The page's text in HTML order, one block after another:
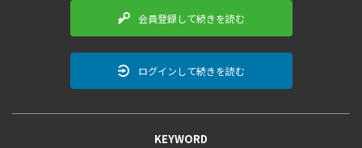
会員登録して続きを読む
ログインして続きを読む
KEYWORD